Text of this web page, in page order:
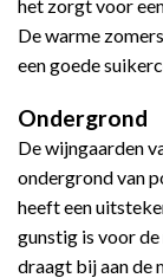
het zorgt voor
De warme
een goede
Ondergrond
De wijngaarden
ondergrond van
heeft een
gunstig is voor
draagt bij aan de